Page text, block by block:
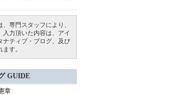
専門スタッフにより、
力頂いた内容は、アイ
ナティブ・ブログ、及び
す。
GUIDE
章